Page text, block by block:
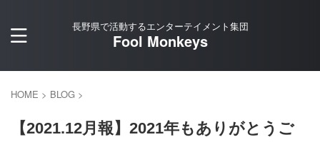
長野県で活動するエンターテイメント集団
Fool Monkeys
HOME > BLOG >
【2021.12月報】2021年もありがとうご